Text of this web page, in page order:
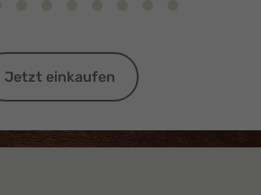
Jetzt einkaufen